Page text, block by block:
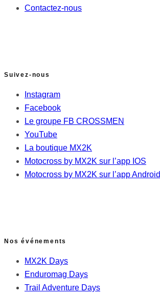
Contactez-nous
Suivez-nous
Instagram
Facebook
Le groupe FB CROSSMEN
YouTube
La boutique MX2K
Motocross by MX2K sur l’app IOS
Motocross by MX2K sur l’app Android
Nos événements
MX2K Days
Enduromag Days
Trail Adventure Days